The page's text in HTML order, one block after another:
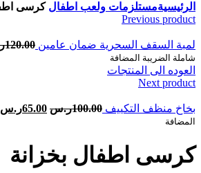
الرئيسيةمستلزمات ولعب اطفال كرسى
Previous product
لمبة السقف السحرية ضمان عامين 120.00
شاملة الضريبة المضافة
العوده الى المنتجات
Next product
بخاخ منظف التكييف 100.00ر.س 65.00ر.س
المضافة
كرسى اطفال بخزانة